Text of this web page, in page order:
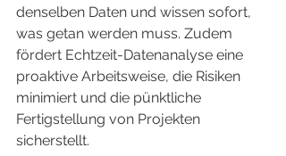
denselben Daten und wissen sofort,
was getan werden muss. Zudem
fördert Echtzeit-Datenanalyse eine
proaktive Arbeitsweise, die Risiken
minimiert und die pünktliche
Fertigstellung von Projekten
sicherstellt.